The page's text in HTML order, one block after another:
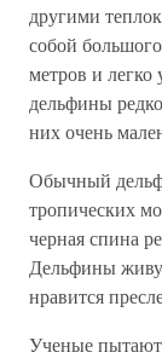
другими
собой
метров и легко
дельфины
них очень
Обычный
тропических
черная спина
Дельфины
нравится
Ученые